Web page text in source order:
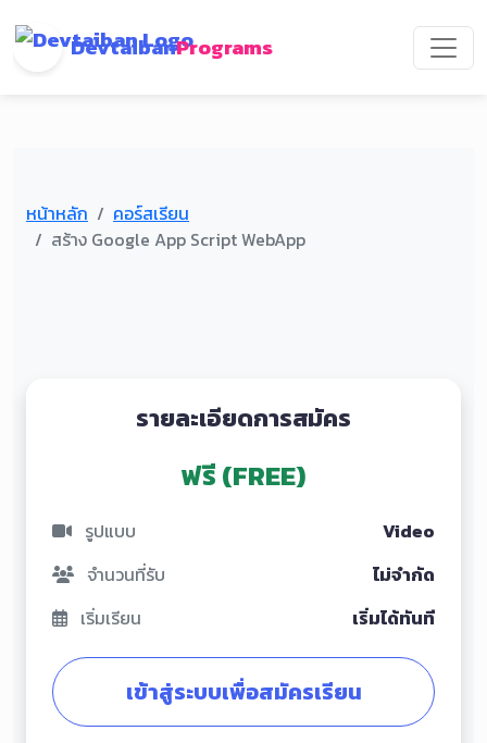
DevtaibanPrograms
หน้าหลัก
คอร์สเรียน
สร้าง Google App Script WebApp
รายละเอียดการสมัคร
ฟรี (FREE)
รูปแบบ
Video
จำนวนที่รับ
ไม่จำกัด
เริ่มเรียน
เริ่มได้ทันที
เข้าสู่ระบบเพื่อสมัครเรียน